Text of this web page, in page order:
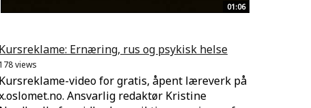
01:06
Kursreklame: Ernæring, rus og psykisk helse
178 views
Kursreklame-video for gratis, åpent læreverk på
Ansvarlig redaktør Kristine